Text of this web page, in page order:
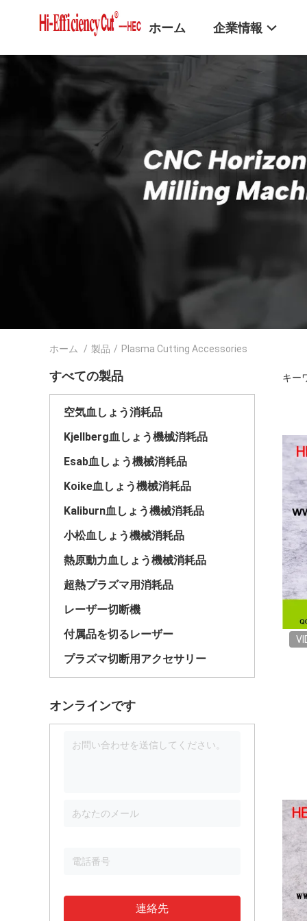
ホーム 企業情報
ホーム / 製品 / Plasma Cutting Accessories
すべての製品
空気血しょう消耗品
Kjellberg血しょう機械消耗品
Esab血しょう機械消耗品
Koike血しょう機械消耗品
Kaliburn血しょう機械消耗品
小松血しょう機械消耗品
熱原動力血しょう機械消耗品
超熱プラズマ用消耗品
レーザー切断機
付属品を切るレーザー
プラズマ切断用アクセサリー
オンラインです
連絡先
キー